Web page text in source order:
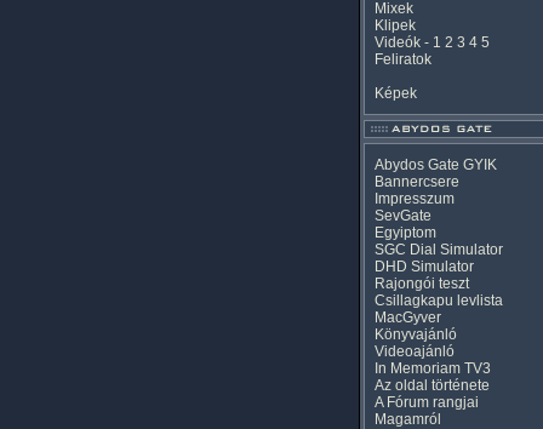
Mixek
Klipek
Videók - 1 2 3 4 5
Feliratok
Képek
Abydos Gate GYIK
Bannercsere
Impresszum
SevGate
Egyiptom
SGC Dial Simulator
DHD Simulator
Rajongói teszt
Csillagkapu levlista
MacGyver
Könyvajánló
Videoajánló
In Memoriam TV3
Az oldal története
A Fórum rangjai
Magamról